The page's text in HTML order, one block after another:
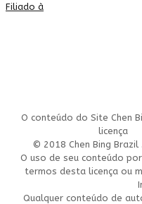
Filiado à
O conteúdo do Site Chen
licença
© 2018 Chen Bing
O uso de seu conteúdo
termos desta licença ou
Qualquer conteúdo de